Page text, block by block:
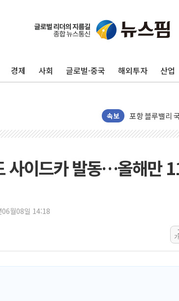
경제 사회 글로벌·중국 해외투자 산업
속보
125mm 폭우
포항 블루밸리
상주 낙동강 선
민주당 경북도
인천서 말다툼
[속보] 민주,
[속보] 민주, 강
사이드카 발동…올해만
06월08일 14:18
가